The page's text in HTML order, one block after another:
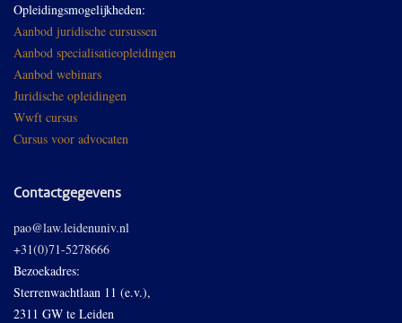
Opleidingsmogelijkheden:
Aanbod juridische cursussen
Aanbod specialisatieopleidingen
Aanbod webinars
Juridische opleidingen
Wwft cursus
Cursus voor advocaten
Contactgegevens
pao@law.leidenuniv.nl
+31(0)71-5278666
Bezoekadres:
Sterrenwachtlaan 11 (e.v.),
2311 GW te Leiden